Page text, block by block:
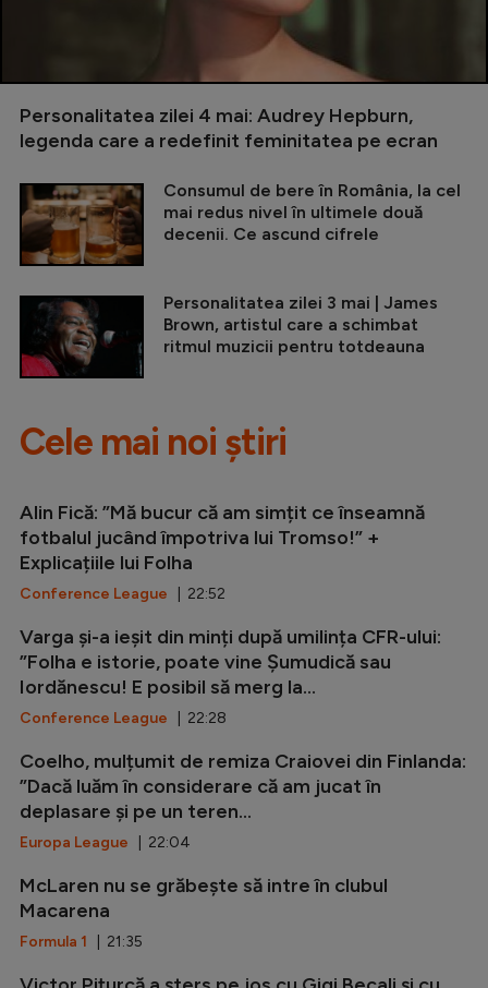
Personalitatea zilei 4 mai: Audrey Hepburn,
legenda care a redefinit feminitatea pe ecran
Consumul de bere în România, la cel
mai redus nivel în ultimele două
decenii. Ce ascund cifrele
Personalitatea zilei 3 mai | James
Brown, artistul care a schimbat
ritmul muzicii pentru totdeauna
Cele mai noi știri
Alin Fică: ”Mă bucur că am simțit ce înseamnă
fotbalul jucând împotriva lui Tromso!” +
Explicațiile lui Folha
Conference League | 22:52
Varga și-a ieșit din minți după umilința CFR-ului:
”Folha e istorie, poate vine Șumudică sau
Iordănescu! E posibil să merg la...
Conference League | 22:28
Coelho, mulțumit de remiza Craiovei din Finlanda:
”Dacă luăm în considerare că am jucat în
deplasare și pe un teren...
Europa League | 22:04
McLaren nu se grăbește să intre în clubul
Macarena
Formula 1 | 21:35